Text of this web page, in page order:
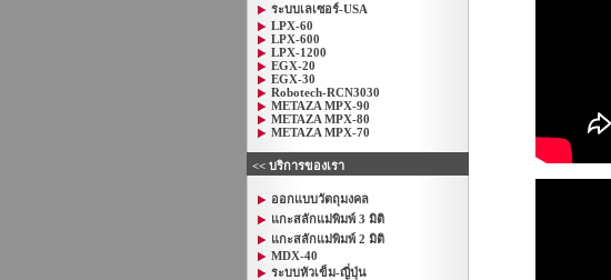
ระบบเลเซอร์-USA
LPX-60
LPX-600
LPX-1200
EGX-20
EGX-30
Robotech-RCN3030
METAZA MPX-90
METAZA MPX-80
METAZA MPX-70
<< บริการของเรา
ออกแบบวัตถุมงคล
แกะสลักแม่พิมพ์ 3 มิติ
แกะสลักแม่พิมพ์ 2 มิติ
MDX-40
ระบบหัวเข็ม-ญี่ปุ่น